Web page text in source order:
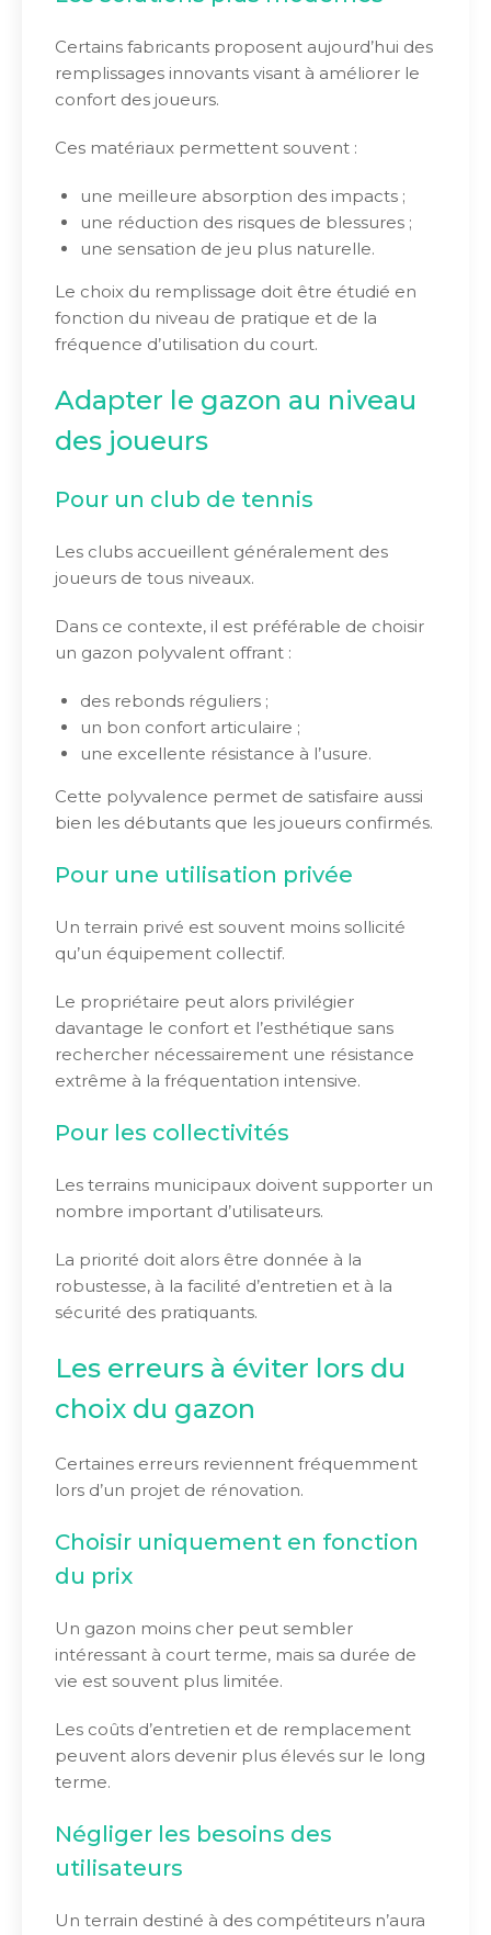
Certains fabricants proposent aujourd’hui des
remplissages innovants visant à améliorer le
confort des joueurs.
Ces matériaux permettent souvent :
une meilleure absorption des impacts ;
une réduction des risques de blessures ;
une sensation de jeu plus naturelle.
Le choix du remplissage doit être étudié en
fonction du niveau de pratique et de la
fréquence d’utilisation du court.
Adapter le gazon au niveau
des joueurs
Pour un club de tennis
Les clubs accueillent généralement des
joueurs de tous niveaux.
Dans ce contexte, il est préférable de choisir
un gazon polyvalent offrant :
des rebonds réguliers ;
un bon confort articulaire ;
une excellente résistance à l’usure.
Cette polyvalence permet de satisfaire aussi
bien les débutants que les joueurs confirmés.
Pour une utilisation privée
Un terrain privé est souvent moins sollicité
qu’un équipement collectif.
Le propriétaire peut alors privilégier
davantage le confort et l’esthétique sans
rechercher nécessairement une résistance
extrême à la fréquentation intensive.
Pour les collectivités
Les terrains municipaux doivent supporter un
nombre important d’utilisateurs.
La priorité doit alors être donnée à la
robustesse, à la facilité d’entretien et à la
sécurité des pratiquants.
Les erreurs à éviter lors du
choix du gazon
Certaines erreurs reviennent fréquemment
lors d’un projet de rénovation.
Choisir uniquement en fonction
du prix
Un gazon moins cher peut sembler
intéressant à court terme, mais sa durée de
vie est souvent plus limitée.
Les coûts d’entretien et de remplacement
peuvent alors devenir plus élevés sur le long
terme.
Négliger les besoins des
utilisateurs
Un terrain destiné à des compétiteurs n’aura